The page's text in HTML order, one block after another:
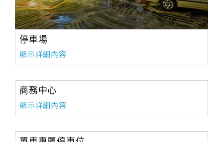
停車場
顯示詳細內容
商務中心
顯示詳細內容